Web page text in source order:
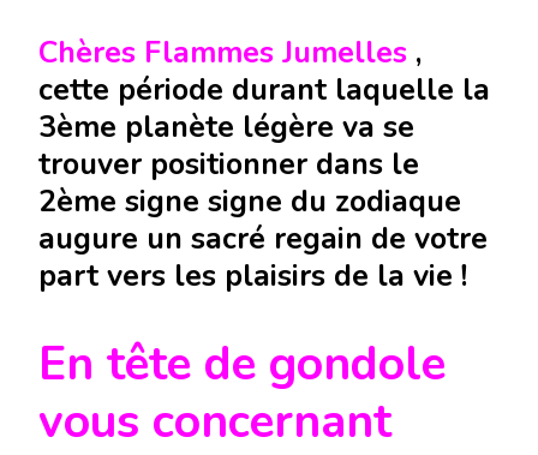
Chères Flammes Jumelles ,
cette période durant laquelle la
3ème planète légère va se
trouver positionner dans le
2ème signe signe du zodiaque
augure un sacré regain de votre
part vers les plaisirs de la vie !
En tête de gondole
vous concernant